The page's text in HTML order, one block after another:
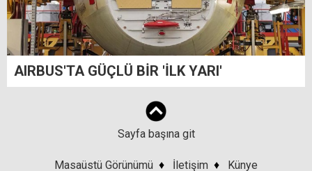
AIRBUS'TA GÜÇLÜ BİR 'İLK YARI'
Sayfa başına git
Masaüstü Görünümü ♦ İletişim ♦ Künye